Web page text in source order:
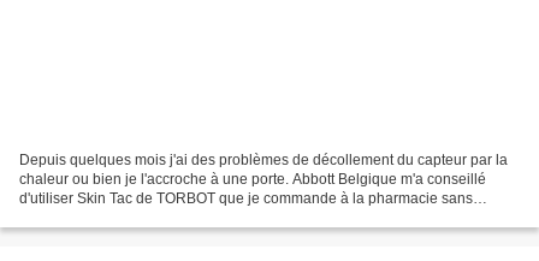
Depuis quelques mois j'ai des problèmes de décollement du capteur par la
chaleur ou bien je l'accroche à une porte. Abbott Belgique m'a conseillé
d'utiliser Skin Tac de TORBOT que je commande à la pharmacie sans